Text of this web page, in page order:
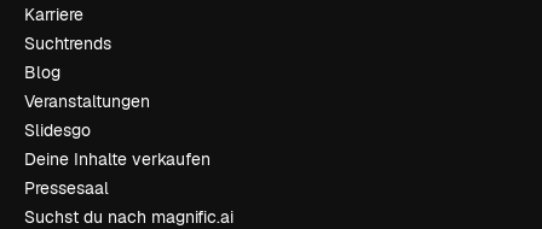
Karriere
Suchtrends
Blog
Veranstaltungen
Slidesgo
Deine Inhalte verkaufen
Pressesaal
Suchst du nach magnific.ai